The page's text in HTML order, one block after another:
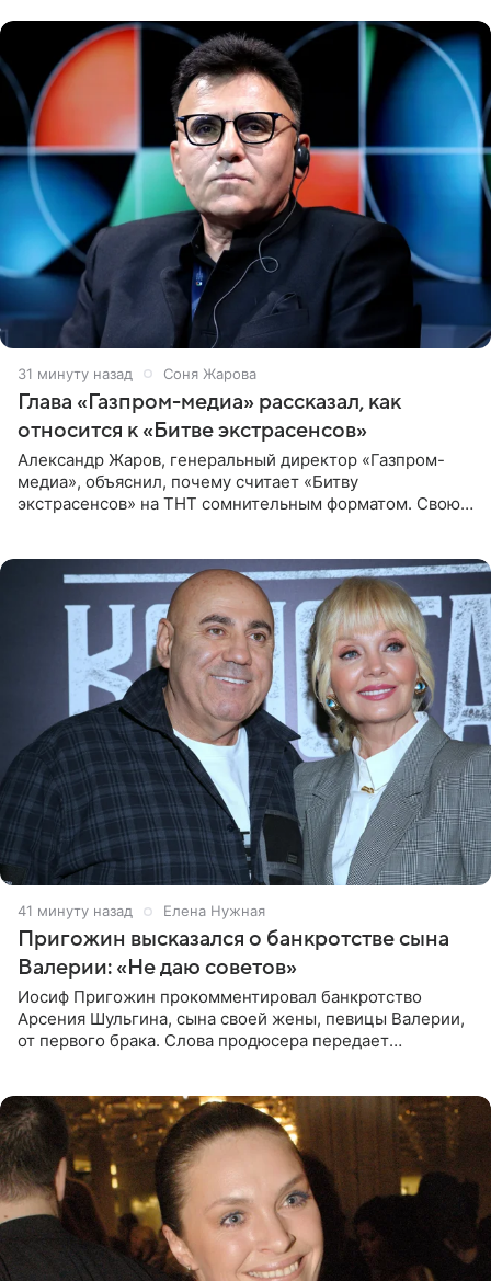
31 минуту назад Соня Жарова
Глава «Газпром-медиа» рассказал, как
относится к «Битве экстрасенсов»
Александр Жаров, генеральный директор «Газпром-
медиа», объяснил, почему считает «Битву
экстрасенсов» на ТНТ сомнительным форматом. Свою
41 минуту назад Елена Нужная
Пригожин высказался о банкротстве сына
Валерии: «Не даю советов»
Иосиф Пригожин прокомментировал банкротство
Арсения Шульгина, сына своей жены, певицы Валерии,
от первого брака. Слова продюсера передает